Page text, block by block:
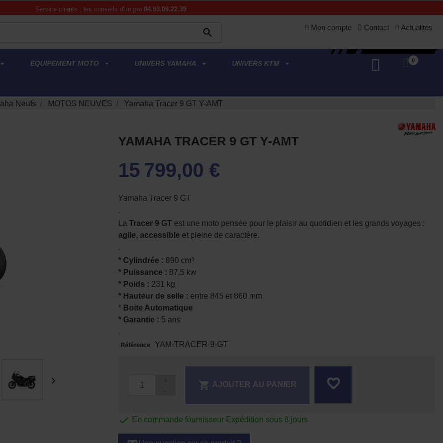
Service clients : les conseils d'un pro 04.93.09.22.39
 Mon compte Contact Actualités
EQUIPEMENT MOTO UNIVERS YAMAHA UNIVERS KTM 0
Neufs MOTOS NEUVES Yamaha Tracer 9 GT Y-AMT

YAMAHA TRACER 9 GT Y-AMT
15 799,00 €
Yamaha Tracer 9 GT
.
La Tracer 9 GT est une moto pensée pour le plaisir au quotidien et les grands voyages :
agile, accessible et pleine de caractère.
.
* Cylindrée : 890 cm³
* Puissance : 87,5 kw
* Poids : 231 kg
* Hauteur de selle : entre 845 et 860 mm
* Boite Automatique
* Garantie : 5 ans
.
Référence YAM-TRACER-9-GT
 AJOUTER AU PANIER favorite_border
 En commande fournisseur Expédition sous 8 jours